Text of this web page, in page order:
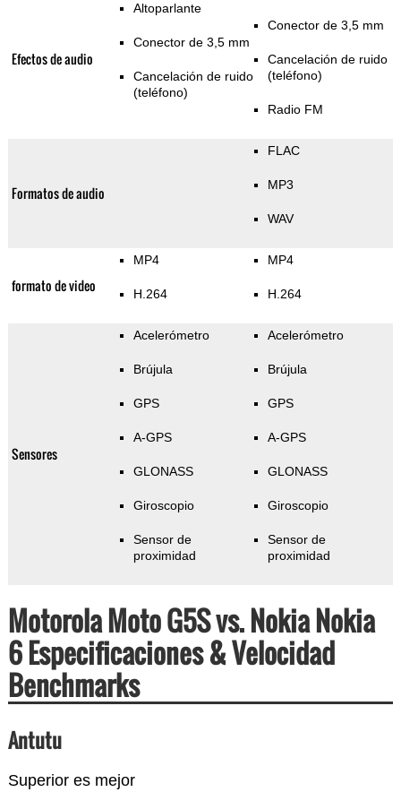
Efectos de audio
Altoparlante
Conector de 3,5 mm
Cancelación de ruido
(teléfono)
Conector de 3,5 mm
Cancelación de ruido
(teléfono)
Radio FM
Formatos de audio
FLAC
MP3
WAV
formato de video
MP4
H.264
MP4
H.264
Sensores
Acelerómetro
Brújula
GPS
A-GPS
GLONASS
Giroscopio
Sensor de
proximidad
Acelerómetro
Brújula
GPS
A-GPS
GLONASS
Giroscopio
Sensor de
proximidad
Motorola Moto G5S vs. Nokia Nokia
6 Especificaciones & Velocidad
Benchmarks
Antutu
Superior es mejor